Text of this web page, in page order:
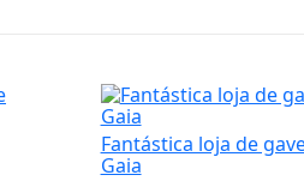
Fantástica loja de
Gaia